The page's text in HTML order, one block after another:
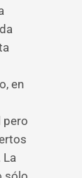
en
pero
La